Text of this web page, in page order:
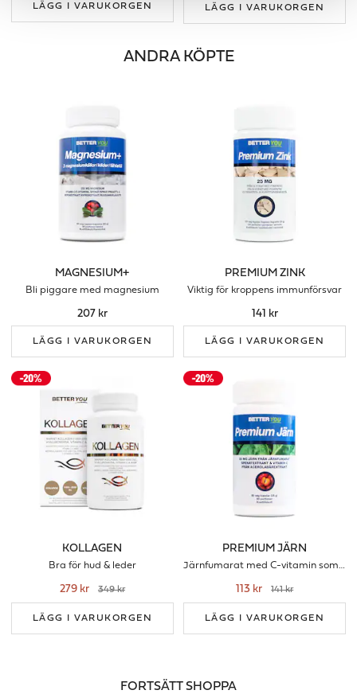
LÄGG I VARUKORGEN LÄGG I VARUKORGEN
ANDRA KÖPTE
MAGNESIUM+
Bli piggare med magnesium
207 kr
LÄGG I VARUKORGEN
PREMIUM ZINK
Viktig för kroppens immunförsvar
141 kr
LÄGG I VARUKORGEN
KOLLAGEN
Bra för hud & leder
279 kr 349 kr
LÄGG I VARUKORGEN
PREMIUM JÄRN
Järnfumarat med C-vitamin som förbrättrar upptaget
113 kr 141 kr
LÄGG I VARUKORGEN
FORTSÄTT SHOPPA